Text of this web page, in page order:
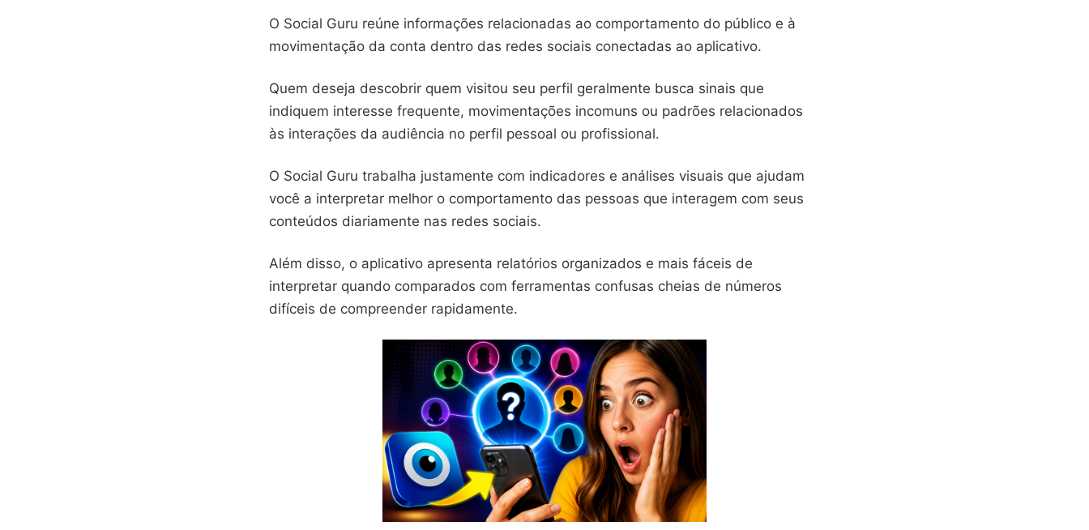
O Social Guru reúne informações relacionadas ao comportamento do público e à
movimentação da conta dentro das redes sociais conectadas ao aplicativo.
Quem deseja descobrir quem visitou seu perfil geralmente busca sinais que
indiquem interesse frequente, movimentações incomuns ou padrões relacionados
às interações da audiência no perfil pessoal ou profissional.
O Social Guru trabalha justamente com indicadores e análises visuais que ajudam
você a interpretar melhor o comportamento das pessoas que interagem com seus
conteúdos diariamente nas redes sociais.
Além disso, o aplicativo apresenta relatórios organizados e mais fáceis de
interpretar quando comparados com ferramentas confusas cheias de números
difíceis de compreender rapidamente.